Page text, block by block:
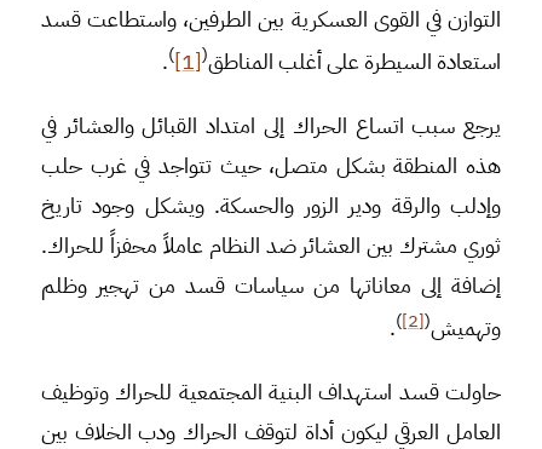
التوازن في القوى العسكرية بين الطرفين، واستطاعت قسد
استعادة السيطرة على أغلب المناطق(
[1]
)
.
يرجع سبب اتساع الحراك إلى امتداد القبائل والعشائر في
هذه المنطقة بشكل متصل، حيث تتواجد في غرب حلب
وإدلب والرقة ودير الزور والحسكة. ويشكل وجود تاريخ
ثوري مشترك بين العشائر ضد النظام عاملاً محفزاً للحراك.
إضافة إلى معاناتها من سياسات قسد من تهجير وظلم
وتهميش(
[2]
)
.
حاولت قسد استهداف البنية المجتمعية للحراك وتوظيف
العامل العرقي ليكون أداة لتوقف الحراك ودب الخلاف بين